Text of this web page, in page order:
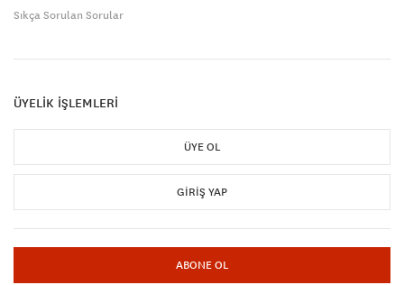
Sıkça Sorulan Sorular
ÜYELİK İŞLEMLERİ
ÜYE OL
GIRIŞ YAP
ABONE OL